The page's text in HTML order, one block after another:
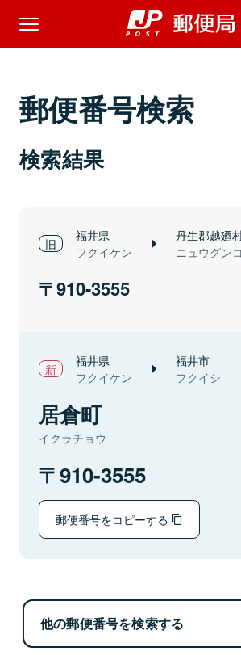
郵便番号検索
検索結果
福井県
フクイケン
丹生郡越廼
ニュウグン
910-3555
福井県
フクイケン
福井市
フクイシ
居倉町
イクラチョウ
910-3555
郵便番号をコピーする
他の郵便番号を検索する